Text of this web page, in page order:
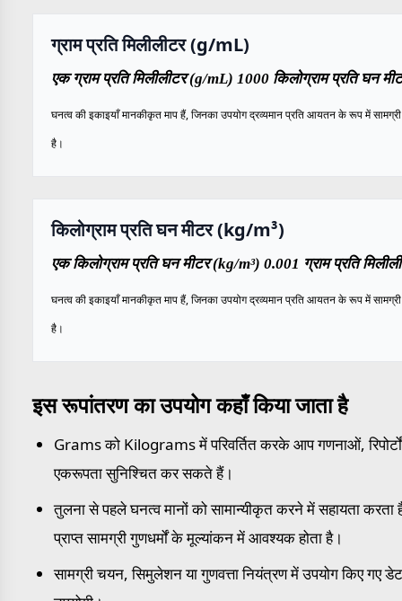
ग्राम प्रति मिलीलीटर (g/mL)
एक ग्राम प्रति मिलीलीटर (g/mL) 1000 किलोग्राम प्रति घन
घनत्व की इकाइयाँ मानकीकृत माप हैं, जिनका उपयोग द्रव्यमान प्रति आयतन के रूप में
है।
किलोग्राम प्रति घन मीटर (kg/m³)
एक किलोग्राम प्रति घन मीटर (kg/m³) 0.001 ग्राम प्रति
घनत्व की इकाइयाँ मानकीकृत माप हैं, जिनका उपयोग द्रव्यमान प्रति आयतन के रूप में
है।
इस रूपांतरण का उपयोग कहाँ किया जाता है
Grams को Kilograms में परिवर्तित करके आप गणनाओं, रिपोर्टों
एकरूपता सुनिश्चित कर सकते हैं।
तुलना से पहले घनत्व मानों को सामान्यीकृत करने में सहायता करता
प्राप्त सामग्री गुणधर्मों के मूल्यांकन में आवश्यक होता है।
सामग्री चयन, सिमुलेशन या गुणवत्ता नियंत्रण में उपयोग किए गए